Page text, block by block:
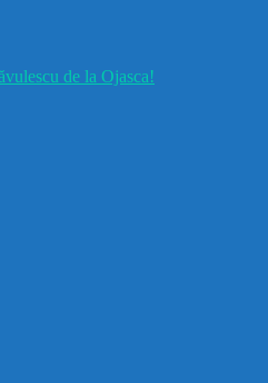
de la Ojasca!